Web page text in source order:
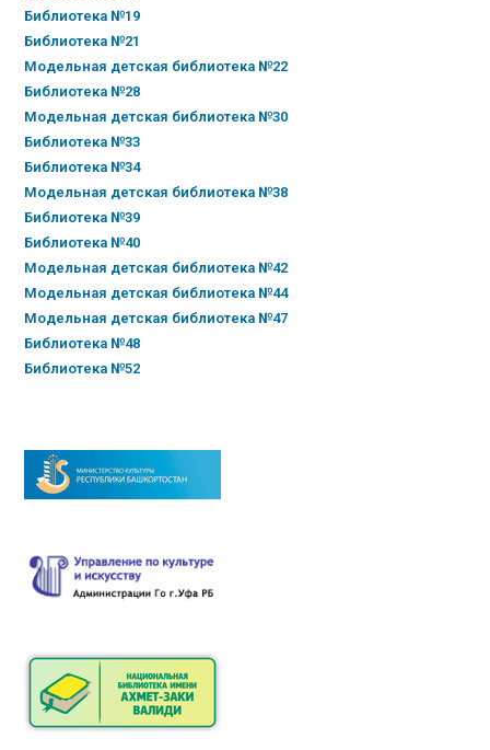
Библиотека №19
Библиотека №21
Модельная детская библиотека №22
Библиотека №28
Модельная детская библиотека №30
Библиотека №33
Библиотека №34
Модельная детская библиотека №38
Библиотека №39
Библиотека №40
Модельная детская библиотека №42
Модельная детская библиотека №44
Модельная детская библиотека №47
Библиотека №48
Библиотека №52